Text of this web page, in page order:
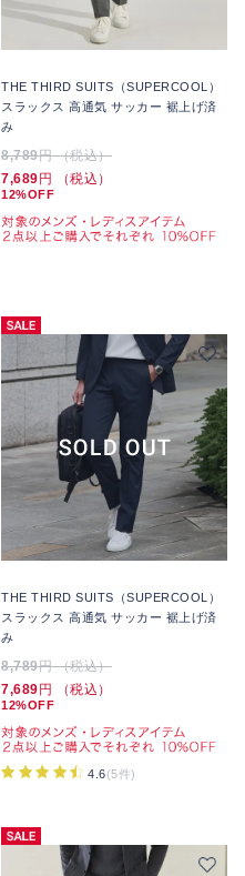
THE THIRD SUITS（SUPERCOOL）
スラックス 高通気 サッカー 裾上げ済
み
8,789円 （税込）
7,689 円 （税込）
12%OFF
THE THIRD SUITS（SUPERCOOL）
スラックス 高通気 サッカー 裾上げ済
み
8,789円 （税込）
7,689 円 （税込）
12%OFF
4.6(5件)